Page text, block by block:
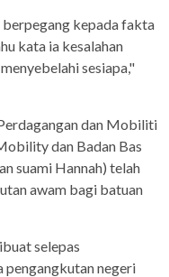
kepada fakta
kata ia kesalahan
sesiapa,"
dan Mobiliti
dan Badan Bas
suami Hannah) telah
awam bagi batuan
selepas
pengangkutan negeri